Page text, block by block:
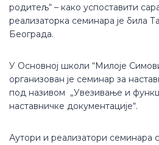
родитељ“ – како успоставити
реализаторка семинара је била
Београда.
У Основној школи “Милоје
организован је семинар за
под називом „Увезивање и
наставничке документације“.
Аутори и реализатори семинара